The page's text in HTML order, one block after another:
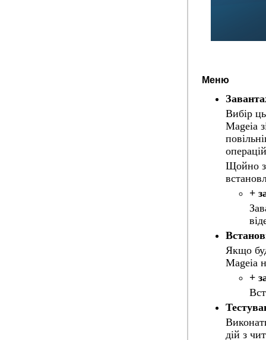
Меню
Вибір
Mageia
Щойно
+
Якщо
Mageia
+
дій з